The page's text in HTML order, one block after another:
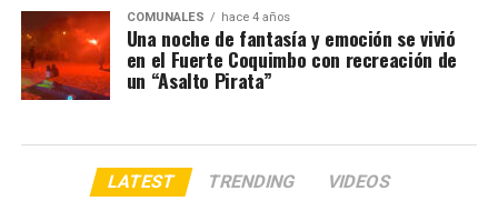
COMUNALES hace 4 años
Una noche de fantasía y emoción se vivió
en el Fuerte Coquimbo con recreación de
un “Asalto Pirata”
LATEST TRENDING VIDEOS